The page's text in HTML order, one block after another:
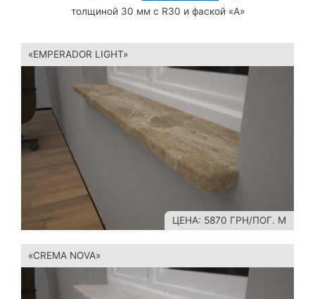
толщиной 30 мм с R30 и фаской «A»
«EMPERADOR LIGHT»
ЦЕНА: 5870 ГРН/ПОГ. М
«CREMA NOVA»